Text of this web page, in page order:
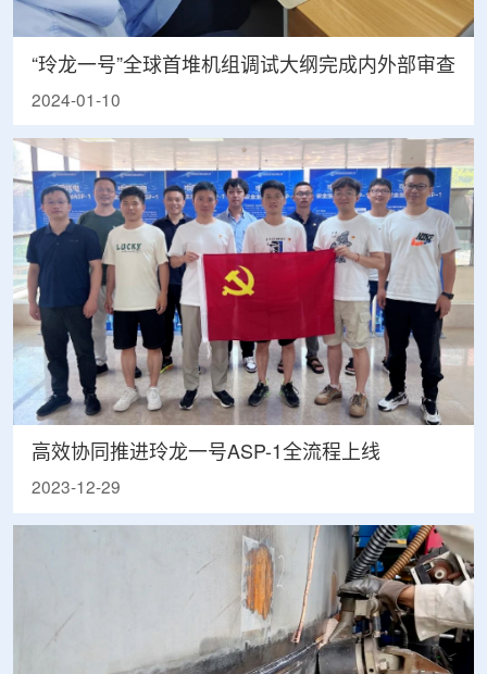
“玲龙一号”全球首堆机组调试大纲完成内外部审查
2024-01-10
高效协同推进玲龙一号ASP-1全流程上线
2023-12-29